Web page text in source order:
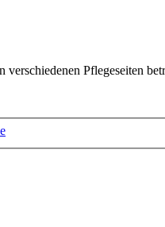
verschiedenen Pflegeseiten